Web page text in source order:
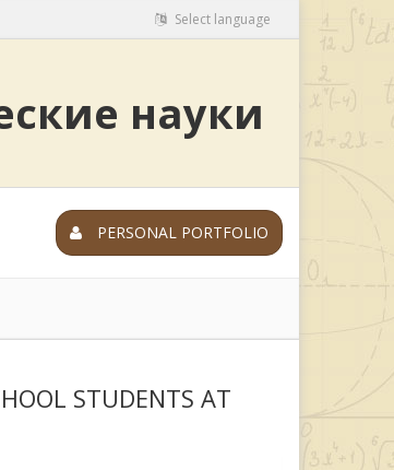
Select language
науки
PERSONAL PORTFOLIO
STUDENTS AT